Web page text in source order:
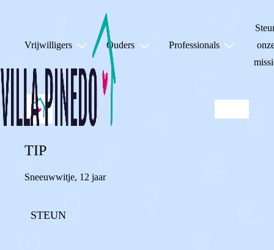
Vrijwilligers Ouders Professionals
TIP
Sneeuwwitje, 12 jaar
STEUN